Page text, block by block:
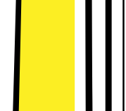
flexibla lösningar, har
bredband